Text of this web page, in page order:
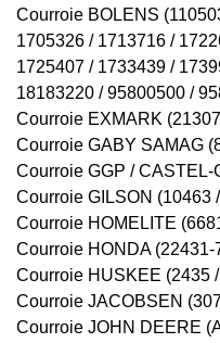
Courroie BOLENS
1705326 / 1713716 /
1725407 / 1733439 /
18183220 / 95800500 /
Courroie EXMARK
Courroie GABY SAMAG
Courroie GGP /
Courroie GILSON (10463
Courroie HOMELITE
Courroie HONDA
Courroie HUSKEE (2435
Courroie JACOBSEN
Courroie JOHN DEERE